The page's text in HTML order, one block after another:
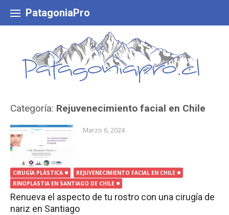
content
PatagoniaPro
Categoría: Rejuvenecimiento facial en Chile
Marzo 6, 2024
CIRUGÍA PLÁSTICA
REJUVENECIMIENTO FACIAL EN CHILE
RINOPLASTIA EN SANTIAGO DE CHILE
Renueva el aspecto de tu rostro con una cirugía de
nariz en Santiago